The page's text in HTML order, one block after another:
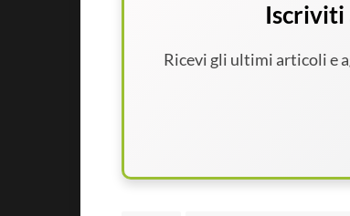
Iscriviti
Ricevi gli ultimi articoli e